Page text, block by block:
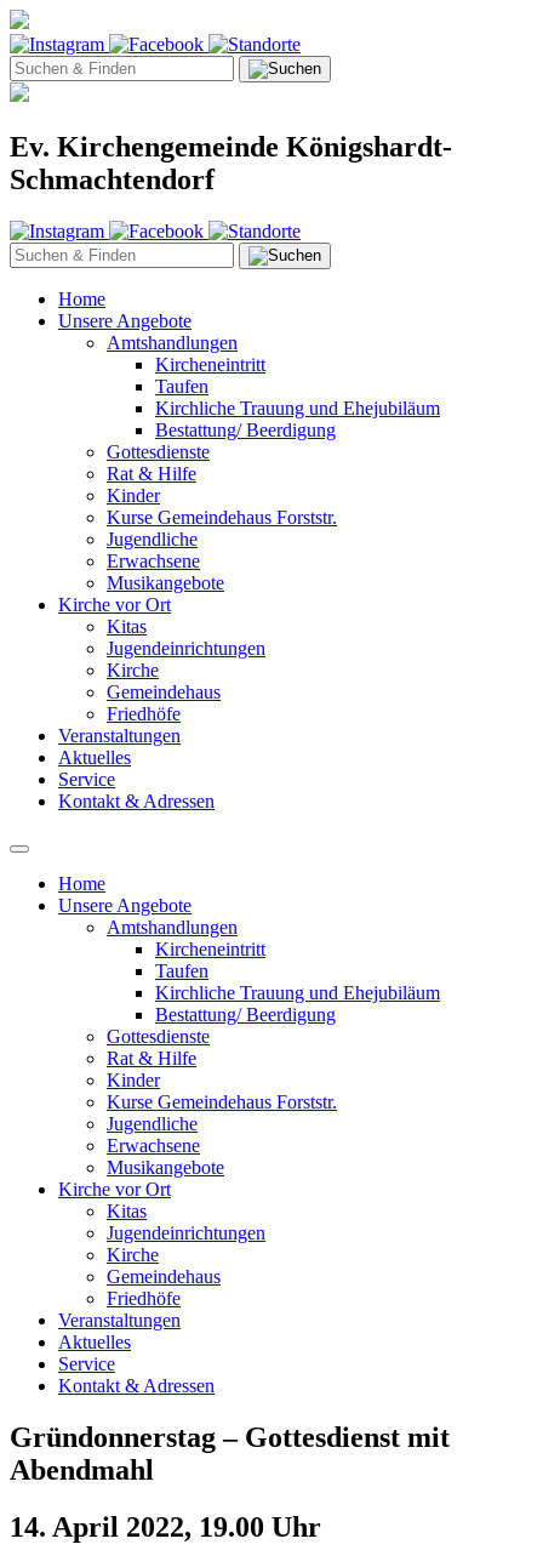
Ev. Kirchengemeinde Königshardt-
Schmachtendorf
Home
Unsere Angebote
Amtshandlungen
Kircheneintritt
Taufen
Kirchliche Trauung und Ehejubiläum
Bestattung/ Beerdigung
Gottesdienste
Rat & Hilfe
Kinder
Kurse Gemeindehaus Forststr.
Jugendliche
Erwachsene
Musikangebote
Kirche vor Ort
Kitas
Jugendeinrichtungen
Kirche
Gemeindehaus
Friedhöfe
Veranstaltungen
Aktuelles
Service
Kontakt & Adressen
Home
Unsere Angebote
Amtshandlungen
Kircheneintritt
Taufen
Kirchliche Trauung und Ehejubiläum
Bestattung/ Beerdigung
Gottesdienste
Rat & Hilfe
Kinder
Kurse Gemeindehaus Forststr.
Jugendliche
Erwachsene
Musikangebote
Kirche vor Ort
Kitas
Jugendeinrichtungen
Kirche
Gemeindehaus
Friedhöfe
Veranstaltungen
Aktuelles
Service
Kontakt & Adressen
Gründonnerstag – Gottesdienst mit
Abendmahl
14. April 2022, 19.00 Uhr